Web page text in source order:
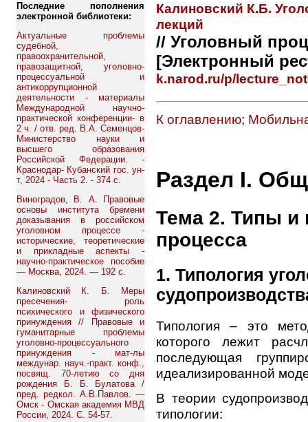
Последние пополнения
электронной библиотеки:
Актуальные проблемы
судебной,
правоохранительной,
правозащитной, уголовно-
процессуальной и
антикоррупционной
деятельности - материалы
Международной научно-
практической конференции- в
2 ч. / отв. ред. В.А. Семенцов-
Министерство науки и
высшего образования
Российской Федерации. -
Краснодар- Кубанский гос. ун-
т, 2024 - Часть 2. - 374 с.
Виноградов, В. А. Правовые
основы института бремени
доказывания в российском
уголовном процессе -
исторические, теоретические
и прикладные аспекты -
научно-практическое пособие
— Москва, 2024. — 192 с.
Калиновский К. Б. Меры
пресечения- роль
психического и физического
принуждения // Правовые и
гуманитарные проблемы
уголовно-процессуального
принуждения - мат-лы
междунар. науч.-практ. конф.,
посвящ. 70-летию со дня
рождения Б. Б. Булатова /
пред. редкол. А.В.Павлов. —
Омск - Омская академия МВД
России, 2024. С. 54-57.
Калиновский К.Б.
лекций
// Уголовный
[Электронный
k.narod.ru/p/
К оглавлению;
Раздел I.
Тема 2. Типы и
процесса
1. Типология
Типология – это
которого лежит
последующая
идеализированной
В теории
типологии: